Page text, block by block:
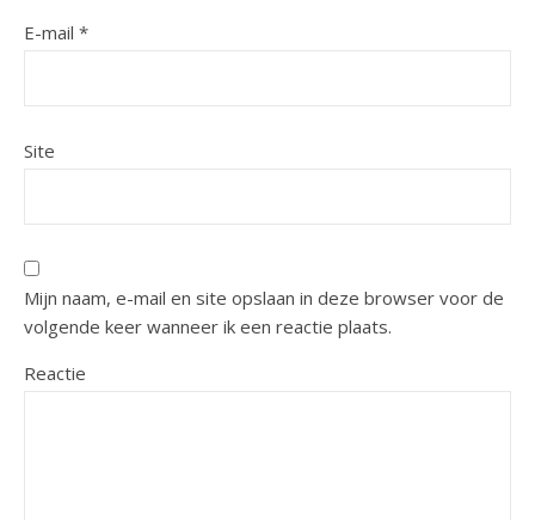
E-mail *
Site
Mijn naam, e-mail en site opslaan in deze browser voor de
volgende keer wanneer ik een reactie plaats.
Reactie